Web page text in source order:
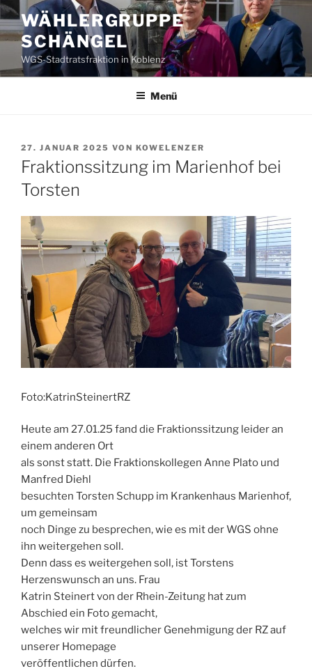
Zum
Inhalt
springen
WÄHLERGRUPPE
SCHÄNGEL
WGS-Stadtratsfraktion in Koblenz
Menü
VERÖFFENTLICHT
AM
27. JANUAR 2025 VON KOWELENZER
Fraktionssitzung im Marienhof bei
Torsten
Foto:KatrinSteinertRZ
Heute am 27.01.25 fand die Fraktionssitzung leider an
einem anderen Ort
als sonst statt. Die Fraktionskollegen Anne Plato und
Manfred Diehl
besuchten Torsten Schupp im Krankenhaus Marienhof,
um gemeinsam
noch Dinge zu besprechen, wie es mit der WGS ohne
ihn weitergehen soll.
Denn dass es weitergehen soll, ist Torstens
Herzenswunsch an uns. Frau
Katrin Steinert von der Rhein-Zeitung hat zum
Abschied ein Foto gemacht,
welches wir mit freundlicher Genehmigung der RZ auf
unserer Homepage
veröffentlichen dürfen.